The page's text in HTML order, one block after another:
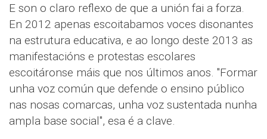
E son o claro reflexo de que a unión fai a forza.
En 2012 apenas escoitabamos voces disonantes
na estrutura educativa, e ao longo deste 2013 as
manifestacións e protestas escolares
escoitáronse máis que nos últimos anos. "Formar
unha voz común que defende o ensino público
nas nosas comarcas, unha voz sustentada nunha
ampla base social", esa é a clave.